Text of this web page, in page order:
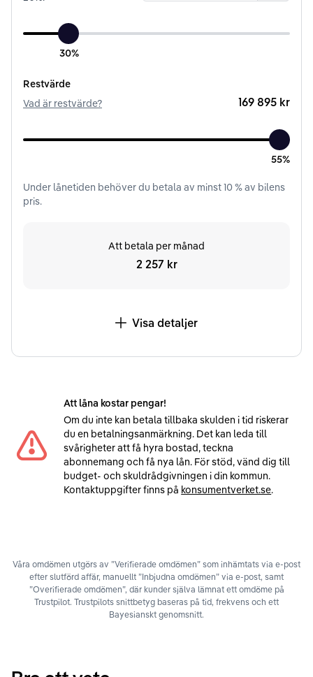
30%
Restvärde
Vad är restvärde?
169 895 kr
55%
Under lånetiden behöver du betala av minst10% av bilens
pris.
Att betala per månad
2 257 kr
Visa detaljer
Att låna kostar pengar!
Om du inte kan betala tillbaka skulden i tid riskerar
du en betalningsanmärkning. Det kan leda till
svårigheter att få hyra bostad, teckna
abonnemang och få nya lån. För stöd, vänd dig till
budget- och skuldrådgivningen i din kommun.
Kontaktuppgifter finns på konsumentverket.se.
Våra omdömen utgörs av ”Verifierade omdömen” som inhämtats via e-post
efter slutförd affär, manuellt ”Inbjudna omdömen” via e-post, samt
”Overifierade omdömen”, där kunder själva lämnat ett omdöme på
Trustpilot. Trustpilots snittbetyg baseras på tid, frekvens och ett
Bayesianskt genomsnitt.